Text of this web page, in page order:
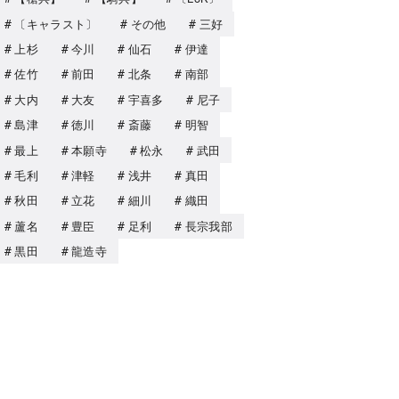
〔キャラスト〕
その他
三好
上杉
今川 仙石
伊達
佐竹
前田 北条
南部
大内
大友 宇喜多
尼子
島津
徳川 斎藤
明智
最上
本願寺 松永
武田
毛利
津軽 浅井
真田
秋田
立花 細川
織田
蘆名
豊臣 足利
長宗我部
黒田
龍造寺